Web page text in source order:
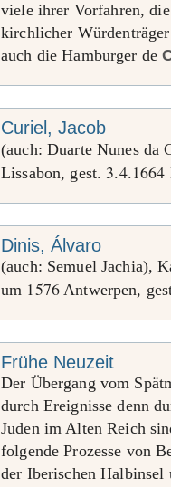
viele ihrer Vorfahren,
kirchlicher Würdenträger
auch die Hamburger de
Curiel, Jacob
(auch: Duarte Nunes da
Lissabon, gest. 3.4.1664
Dinis, Álvaro
(auch: Semuel Jachia),
um 1576 Antwerpen,
Frühe Neuzeit
Der Übergang vom
durch Ereignisse denn
Juden im Alten Reich
folgende Prozesse von
der Iberischen